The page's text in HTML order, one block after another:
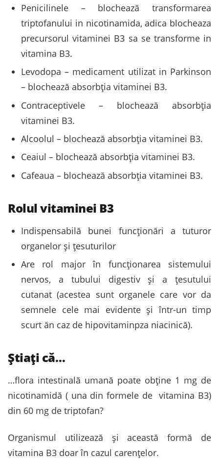
Penicilinele – blochează transformarea
triptofanului in nicotinamida, adica blocheaza
precursorul vitaminei B3 sa se transforme in
vitamina B3.
Levodopa – medicament utilizat in Parkinson
– blochează absorbția vitaminei B3.
Contraceptivele – blochează absorbția
vitaminei B3.
Alcoolul – blochează absorbția vitaminei B3.
Ceaiul – blochează absorbția vitaminei B3.
Cafeaua – blochează absorbția vitaminei B3.
Rolul vitaminei B3
Indispensabilă bunei funcționări a tuturor
organelor și țesuturilor
Are rol major în funcționarea sistemului
nervos, a tubului digestiv și a țesutului
cutanat (acestea sunt organele care vor da
semnele cele mai evidente și într-un timp
scurt ăn caz de hipovitaminpza niacinică).
Știați că…
…flora intestinală umană poate obține 1 mg de
nicotinamidă ( una din formele de vitamina B3)
din 60 mg de triptofan?
Organismul utilizează și această formă de
vitamina B3 doar în cazul carențelor.